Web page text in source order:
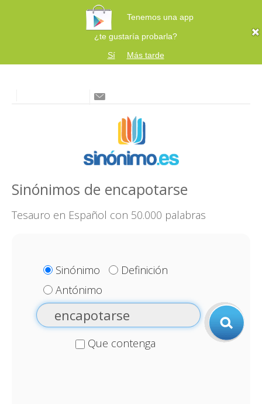
Tenemos una app
¿te gustaría probarla?
Sí
Más tarde
Sinónimos de encapotarse
Tesauro en Español con 50.000 palabras
Sinónimo
Definición
Antónimo
Que contenga